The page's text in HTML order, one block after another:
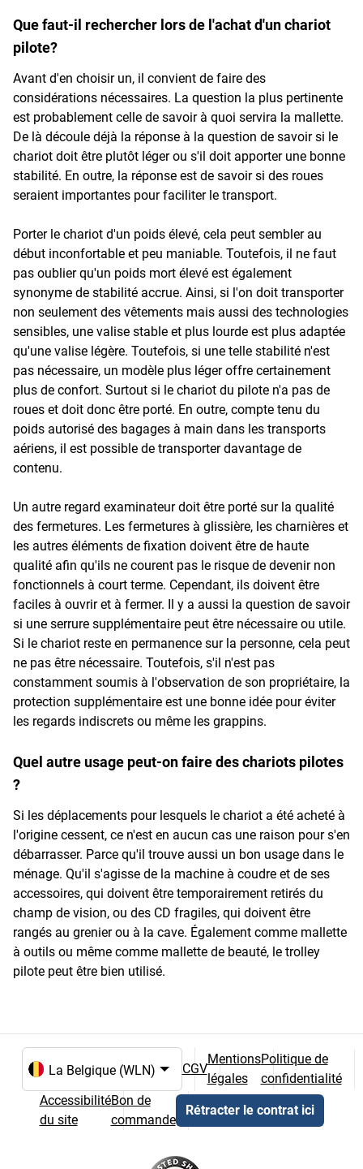
Que faut-il rechercher lors de l'achat d'un chariot
pilote?
Avant d'en choisir un, il convient de faire des
considérations nécessaires. La question la plus pertinente
est probablement celle de savoir à quoi servira la mallette.
De là découle déjà la réponse à la question de savoir si le
chariot doit être plutôt léger ou s'il doit apporter une bonne
stabilité. En outre, la réponse est de savoir si des roues
seraient importantes pour faciliter le transport.
Porter le chariot d'un poids élevé, cela peut sembler au
début inconfortable et peu maniable. Toutefois, il ne faut
pas oublier qu'un poids mort élevé est également
synonyme de stabilité accrue. Ainsi, si l'on doit transporter
non seulement des vêtements mais aussi des technologies
sensibles, une valise stable et plus lourde est plus adaptée
qu'une valise légère. Toutefois, si une telle stabilité n'est
pas nécessaire, un modèle plus léger offre certainement
plus de confort. Surtout si le chariot du pilote n'a pas de
roues et doit donc être porté. En outre, compte tenu du
poids autorisé des bagages à main dans les transports
aériens, il est possible de transporter davantage de
contenu.
Un autre regard examinateur doit être porté sur la qualité
des fermetures. Les fermetures à glissière, les charnières et
les autres éléments de fixation doivent être de haute
qualité afin qu'ils ne courent pas le risque de devenir non
fonctionnels à court terme. Cependant, ils doivent être
faciles à ouvrir et à fermer. Il y a aussi la question de savoir
si une serrure supplémentaire peut être nécessaire ou utile.
Si le chariot reste en permanence sur la personne, cela peut
ne pas être nécessaire. Toutefois, s'il n'est pas
constamment soumis à l'observation de son propriétaire, la
protection supplémentaire est une bonne idée pour éviter
les regards indiscrets ou même les grappins.
Quel autre usage peut-on faire des chariots pilotes
?
Si les déplacements pour lesquels le chariot a été acheté à
l'origine cessent, ce n'est en aucun cas une raison pour s'en
débarrasser. Parce qu'il trouve aussi un bon usage dans le
ménage. Qu'il s'agisse de la machine à coudre et de ses
accessoires, qui doivent être temporairement retirés du
champ de vision, ou des CD fragiles, qui doivent être
rangés au grenier ou à la cave. Également comme mallette
à outils ou même comme mallette de beauté, le trolley
pilote peut être bien utilisé.
Choix de la langue et du pays
CGV
Mentions
légales
Politique de
confidentialité
Accessibilité
du site
Bon de
commande
Rétracter le contrat ici